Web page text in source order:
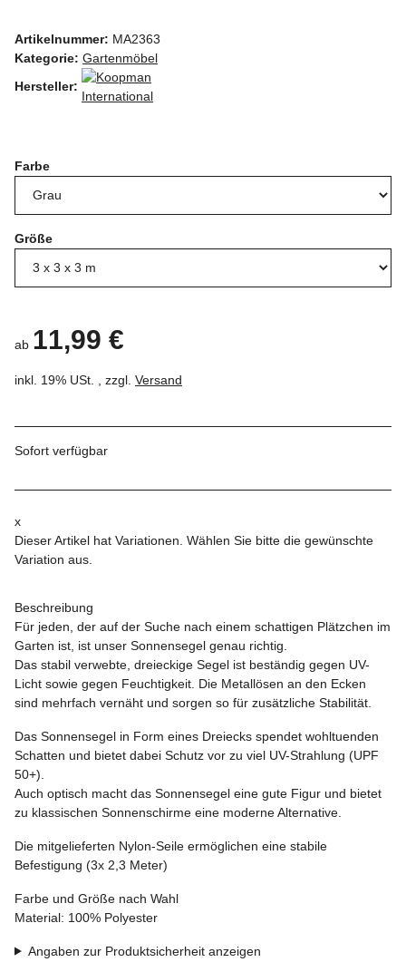
Artikelnummer: MA2363
Kategorie: Gartenmöbel
Hersteller:
Farbe
Größe
ab 11,99 €
inkl. 19% USt. , zzgl. Versand
Sofort verfügbar
x
Dieser Artikel hat Variationen. Wählen Sie bitte die gewünschte
Variation aus.
Beschreibung
Für jeden, der auf der Suche nach einem schattigen Plätzchen im
Garten ist, ist unser Sonnensegel genau richtig.
Das stabil verwebte, dreieckige Segel ist beständig gegen UV-
Licht sowie gegen Feuchtigkeit. Die Metallösen an den Ecken
sind mehrfach vernäht und sorgen so für zusätzliche Stabilität.
Das Sonnensegel in Form eines Dreiecks spendet wohltuenden
Schatten und bietet dabei Schutz vor zu viel UV-Strahlung (UPF
50+).
Auch optisch macht das Sonnensegel eine gute Figur und bietet
zu klassischen Sonnenschirme eine moderne Alternative.
Die mitgelieferten Nylon-Seile ermöglichen eine stabile
Befestigung (3x 2,3 Meter)
Farbe und Größe nach Wahl
Material: 100% Polyester
Angaben zur Produktsicherheit anzeigen